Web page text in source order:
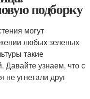
подборку
могут
любых зеленых
такие
Давайте узнаем, что с
не угнетали друг